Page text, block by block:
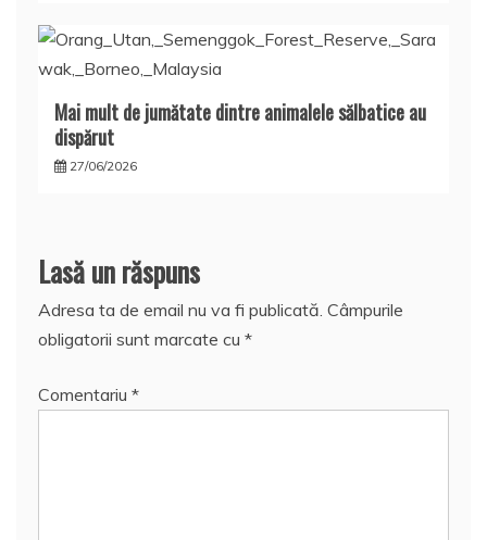
Mai mult de jumătate dintre animalele sălbatice au
dispărut
27/06/2026
Lasă un răspuns
Adresa ta de email nu va fi publicată. Câmpurile
obligatorii sunt marcate cu *
Comentariu *